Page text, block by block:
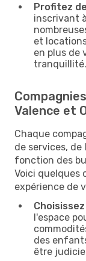
Profitez
inscrivant
et
en plus de
tranquillité.
Valence et
Chaque
de services, de
fonction des
Voici quelques
expérience de
l'espace
des
être